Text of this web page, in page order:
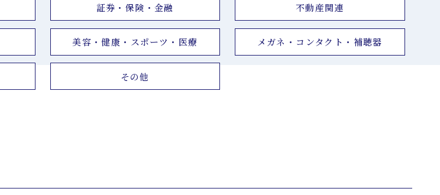
証券・保険・金融 不動産関連
美容・健康・スポーツ・医療 メガネ・コンタクト・補聴器
その他